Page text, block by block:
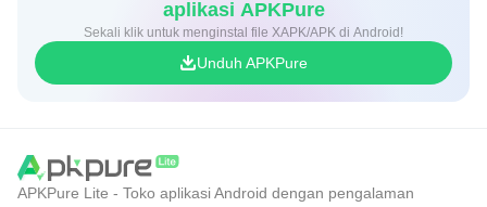
aplikasi APKPure
Sekali klik untuk menginstal file XAPK/APK di Android!
Unduh APKPure
APKPure Lite - Toko aplikasi Android dengan pengalaman